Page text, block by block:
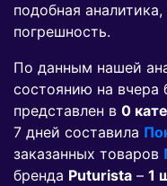
подобная
погрешность.
По данным нашей
состоянию на вчера
представлен в 0
7 дней составила
заказанных товаров
бренда Puturista – 1